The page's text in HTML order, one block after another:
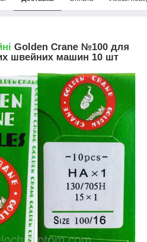
Golden Crane №100 для
швейних машин 10 шт